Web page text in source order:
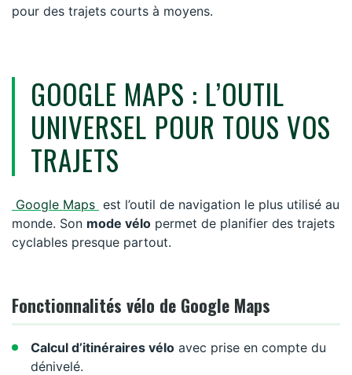
pour des trajets courts à moyens.
GOOGLE MAPS : L’OUTIL
UNIVERSEL POUR TOUS VOS
TRAJETS
Google Maps est l’outil de navigation le plus utilisé au
monde. Son mode vélo permet de planifier des trajets
cyclables presque partout.
Fonctionnalités vélo de Google Maps
Calcul d’itinéraires vélo avec prise en compte du
dénivelé.